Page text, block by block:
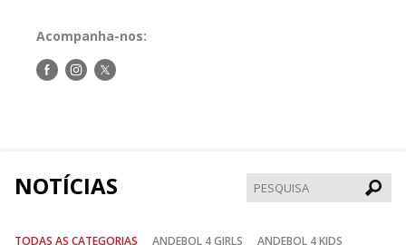
Acompanha-nos:
Siga-Siga-Siga-
NOTÍCIAS
TODAS AS CATEGORIAS ANDEBOL 4 GIRLS
ANDEBOL 4 KIDS